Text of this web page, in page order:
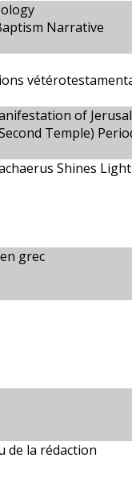
Narrative
of
Temple)
Shines
grec
de la rédaction